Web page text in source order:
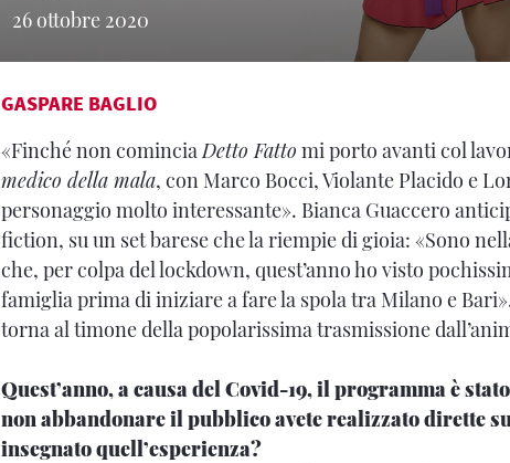
26 ottobre 2020
GASPARE BAGLIO
«Finché non cominciaDetto Fatto mi porto avanti col
medico della mala, con Marco Bocci, Violante Placido e
personaggio molto interessante». Bianca Guaccero
fiction, su un set barese che la riempie di gioia: «Sono
che, per colpa del lockdown, quest’anno ho visto
famiglia prima di iniziare a fare la spola tra Milano e
torna al timone della popolarissima trasmissione
Quest’anno, a causa del Covid-19, il programma è
non abbandonare il pubblico avete realizzato dirette
insegnato quell’esperienza?